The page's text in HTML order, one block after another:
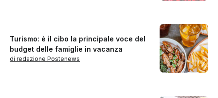
Turismo: è il cibo la principale voce del
budget delle famiglie in vacanza
di redazione Postenews